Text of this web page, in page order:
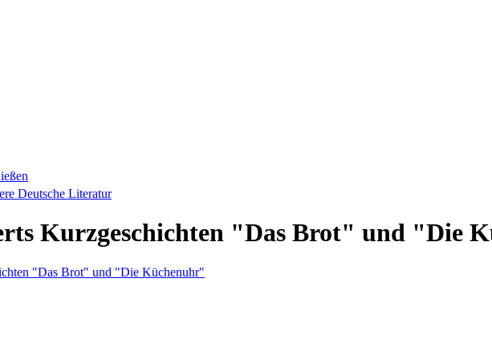
Deutsche Literatur
Kurzgeschichten "Das Brot" und "Die